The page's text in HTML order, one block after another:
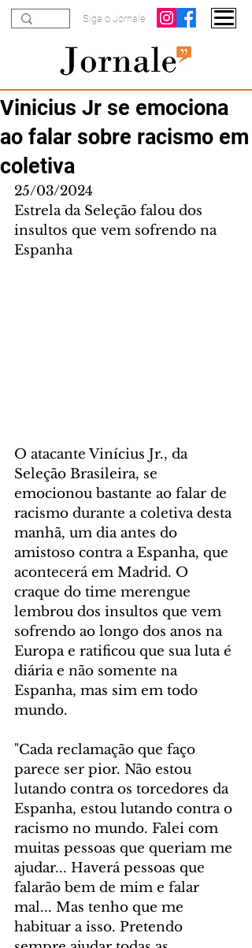
Siga o Jornale
Vinicius Jr se emociona
ao falar sobre racismo em
coletiva
25/03/2024
Estrela da Seleção falou dos
insultos que vem sofrendo na
Espanha
O atacante Vinícius Jr., da
Seleção Brasileira, se
emocionou bastante ao falar de
racismo durante a coletiva desta
manhã, um dia antes do
amistoso contra a Espanha, que
acontecerá em Madrid. O
craque do time merengue
lembrou dos insultos que vem
sofrendo ao longo dos anos na
Europa e ratificou que sua luta é
diária e não somente na
Espanha, mas sim em todo
mundo.
"Cada reclamação que faço
parece ser pior. Não estou
lutando contra os torcedores da
Espanha, estou lutando contra o
racismo no mundo. Falei com
muitas pessoas que queriam me
ajudar... Haverá pessoas que
falarão bem de mim e falar
mal... Mas tenho que me
habituar a isso. Pretendo